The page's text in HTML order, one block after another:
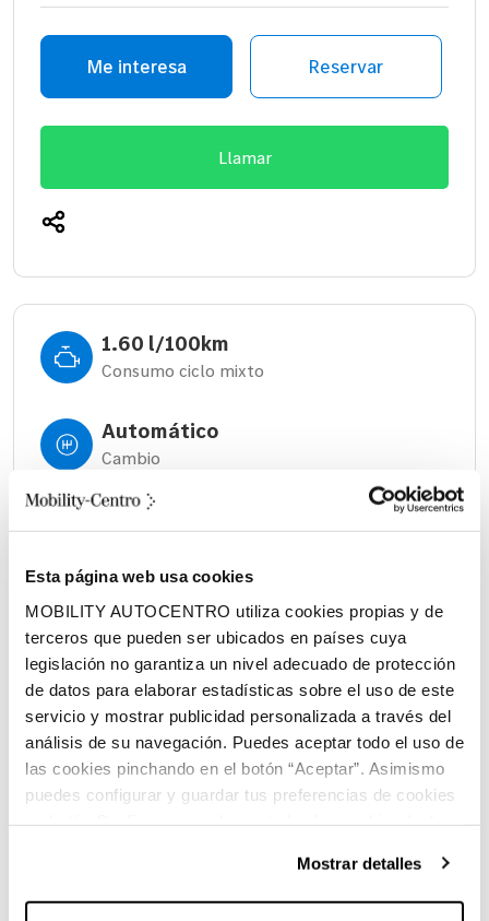
Esta página web usa cookies
MOBILITY AUTOCENTRO utiliza cookies propias y de
terceros que pueden ser ubicados en países cuya
legislación no garantiza un nivel adecuado de protección
de datos para elaborar estadísticas sobre el uso de este
servicio y mostrar publicidad personalizada a través del
análisis de su navegación. Puedes aceptar todo el uso de
las cookies pinchando en el botón “Aceptar”. Asimismo
puedes configurar y guardar tus preferencias de cookies
información sobre el uso de cookies y sus derechos vea
nuestraPolítica de Cookies.
Mostrar detalles
Me interesa Reservar
Llamar
1.60 l/100km
Consumo ciclo mixto
Automático
Cambio
315 litros
Híbrido enchufable
Combustible
Características principales: